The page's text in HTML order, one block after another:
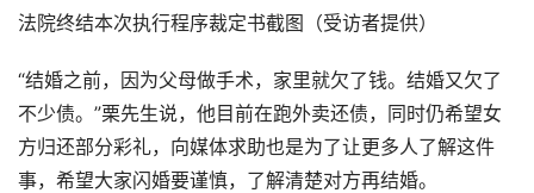
法院终结本次执行程序裁定书截图（受访者提供）
“结婚之前，因为父母做手术，家里就欠了钱。结婚又欠了
不少债。”栗先生说，他目前在跑外卖还债，同时仍希望女
方归还部分彩礼，向媒体求助也是为了让更多人了解这件
事，希望大家闪婚要谨慎，了解清楚对方再结婚。